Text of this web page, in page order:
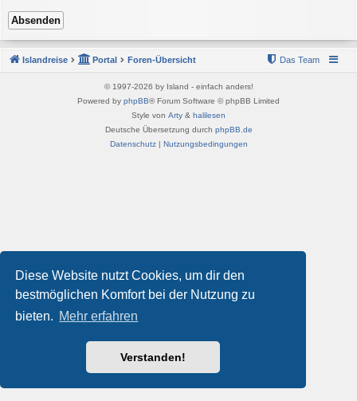
Diese Website nutzt Cookies, um dir den
bestmöglichen Komfort bei der Nutzung zu
bieten. Mehr erfahren
Verstanden!
Islandreise Portal Foren-Übersicht Das Team
© 1997-2026 by Island - einfach anders!
Powered by phpBB® Forum Software © phpBB Limited
Style von Arty & halilesen
Deutsche Übersetzung durch phpBB.de
Datenschutz| Nutzungsbedingungen